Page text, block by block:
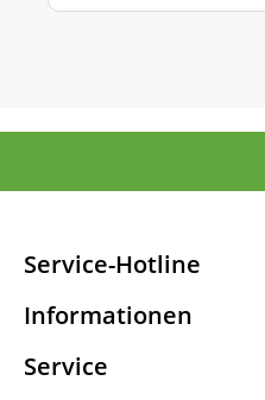
Service-Hotline
Informationen
Service